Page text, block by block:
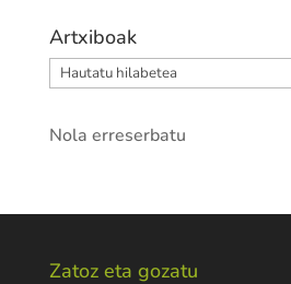
Artxiboak
Artxiboak
Nola erreserbatu
Zatoz eta gozatu